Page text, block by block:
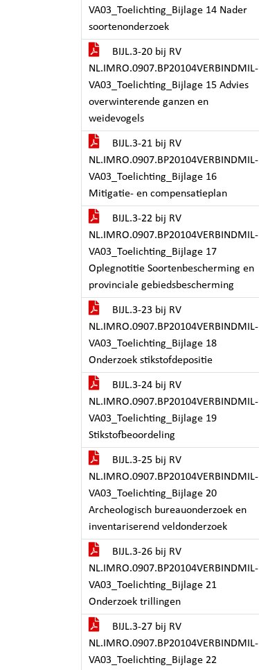
VA03_Toelichting_Bijlage 14 Nader
soortenonderzoek
BIJL.3-20 bij RV
NL.IMRO.0907.BP20104VERBINDMIL-
VA03_Toelichting_Bijlage 15 Advies
overwinterende ganzen en
weidevogels
BIJL.3-21 bij RV
NL.IMRO.0907.BP20104VERBINDMIL-
VA03_Toelichting_Bijlage 16
Mitigatie- en compensatieplan
BIJL.3-22 bij RV
NL.IMRO.0907.BP20104VERBINDMIL-
VA03_Toelichting_Bijlage 17
Oplegnotitie Soortenbescherming en
provinciale gebiedsbescherming
BIJL.3-23 bij RV
NL.IMRO.0907.BP20104VERBINDMIL-
VA03_Toelichting_Bijlage 18
Onderzoek stikstofdepositie
BIJL.3-24 bij RV
NL.IMRO.0907.BP20104VERBINDMIL-
VA03_Toelichting_Bijlage 19
Stikstofbeoordeling
BIJL.3-25 bij RV
NL.IMRO.0907.BP20104VERBINDMIL-
VA03_Toelichting_Bijlage 20
Archeologisch bureauonderzoek en
inventariserend veldonderzoek
BIJL.3-26 bij RV
NL.IMRO.0907.BP20104VERBINDMIL-
VA03_Toelichting_Bijlage 21
Onderzoek trillingen
BIJL.3-27 bij RV
NL.IMRO.0907.BP20104VERBINDMIL-
VA03_Toelichting_Bijlage 22